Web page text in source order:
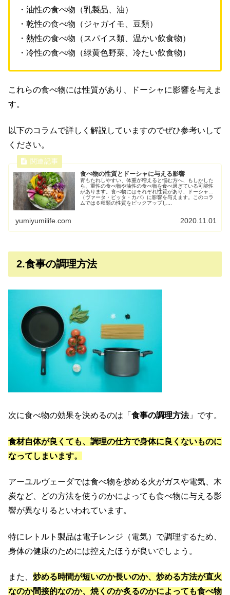
・油性の食べ物（乳製品、油）
・乾性の食べ物（ジャガイモ、豆類）
・熱性の食べ物（スパイス類、温かい飲食物）
・冷性の食べ物（緑黄色野菜、冷たい飲食物）
これらの食べ物には性質があり、ドーシャに影響を与えま
す。
以下のコラムで詳しく解説していますのでぜひ参考いして
ください。
食べ物の性質とドーシャに与える影響
胃もたれしやすい、体重が増えると悩む方へ、もしかした
ら、重性の食べ物や油性の食べ物を食べ過ぎている可能性
があります。食べ物にはそれぞれ性質があり、ドーシャ
（ヴァータ・ピッタ・カパ）に影響を与えます。このコラ
ムでは６種類の性質をピックアップし...
yumiyumilife.com 2020.11.01
2.食事の調理方法
次に食べ物の効果を決めるのは「 食事の調理方法」です。
食材自体が良くても、調理の仕方で身体に良くないものに
なってしまいます。
アーユルヴェーダでは食べ物を炒める火がガスや電気、木
炭など、どの方法を使うのかによっても食べ物に与える影
響が異なりるといわれています。
特にレトルト製品は電子レンジ（電気）で調理するため、
身体の健康のためには控えたほうが良いでしょう。
また、 炒める時間が短いのか長いのか、炒める方法が直火
なのか間接的なのか、焼くのか炙るのかによっても食べ物